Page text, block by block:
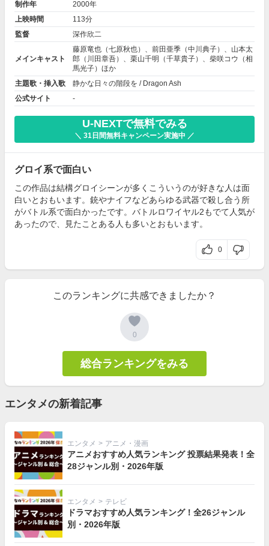
制作年
2000年
上映時間
113分
監督
深作欣二
メインキャスト
藤原竜也 （七原秋也）、 前田亜季 （中川典子）、 山本太
郎 （川田章吾）、 栗山千明 （千草貴子）、 柴咲コウ （相
馬光子）ほか
主題歌・挿入歌
静かな日々の階段を / Dragon Ash
公式サイト
-
U-NEXTで無料でみる
＼ 31日間無料キャンペーン実施中 ／
グロイ系で面白い
この作品は結構グロイシーンが多くこういうのが好きな人は面
白いとおもいます。銃やナイフなどあらゆる武器で殺し合う所
がバトル系で面白かったです。バトルロワイヤル2もでて人気が
あったので、見たことある人も多いとおもいます。
0
このランキングに共感できましたか？
0
総合ランキングをみる
エンタメの新着記事
エンタメ > アニメ・漫画
アニメおすすめ人気ランキング 投票結果発表！全
28ジャンル別・2026年版
エンタメ > テレビ
ドラマおすすめ人気ランキング！全26ジャンル
別・2026年版